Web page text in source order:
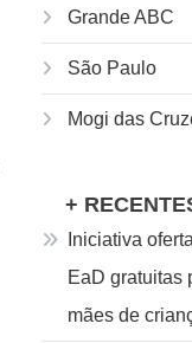
Grande ABC
São Paulo
Mogi das
+
Iniciativa
EaD gratuitas
mães de